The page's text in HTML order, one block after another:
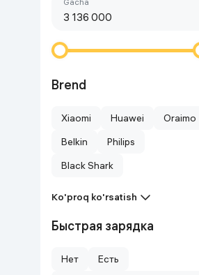
Go‘zallik va parvarish
O'yin uchun texnika
Sport tovarlari
Avtotovarlar
Qurilish va ta'mirlash
Zargarlik mahsulotlari
Brend
Xiaomi Huawei
Oraimo
Belkin
Philips
Black Shark
Ko'proq ko'rsatish
Быстрая зарядка
Нет
Есть